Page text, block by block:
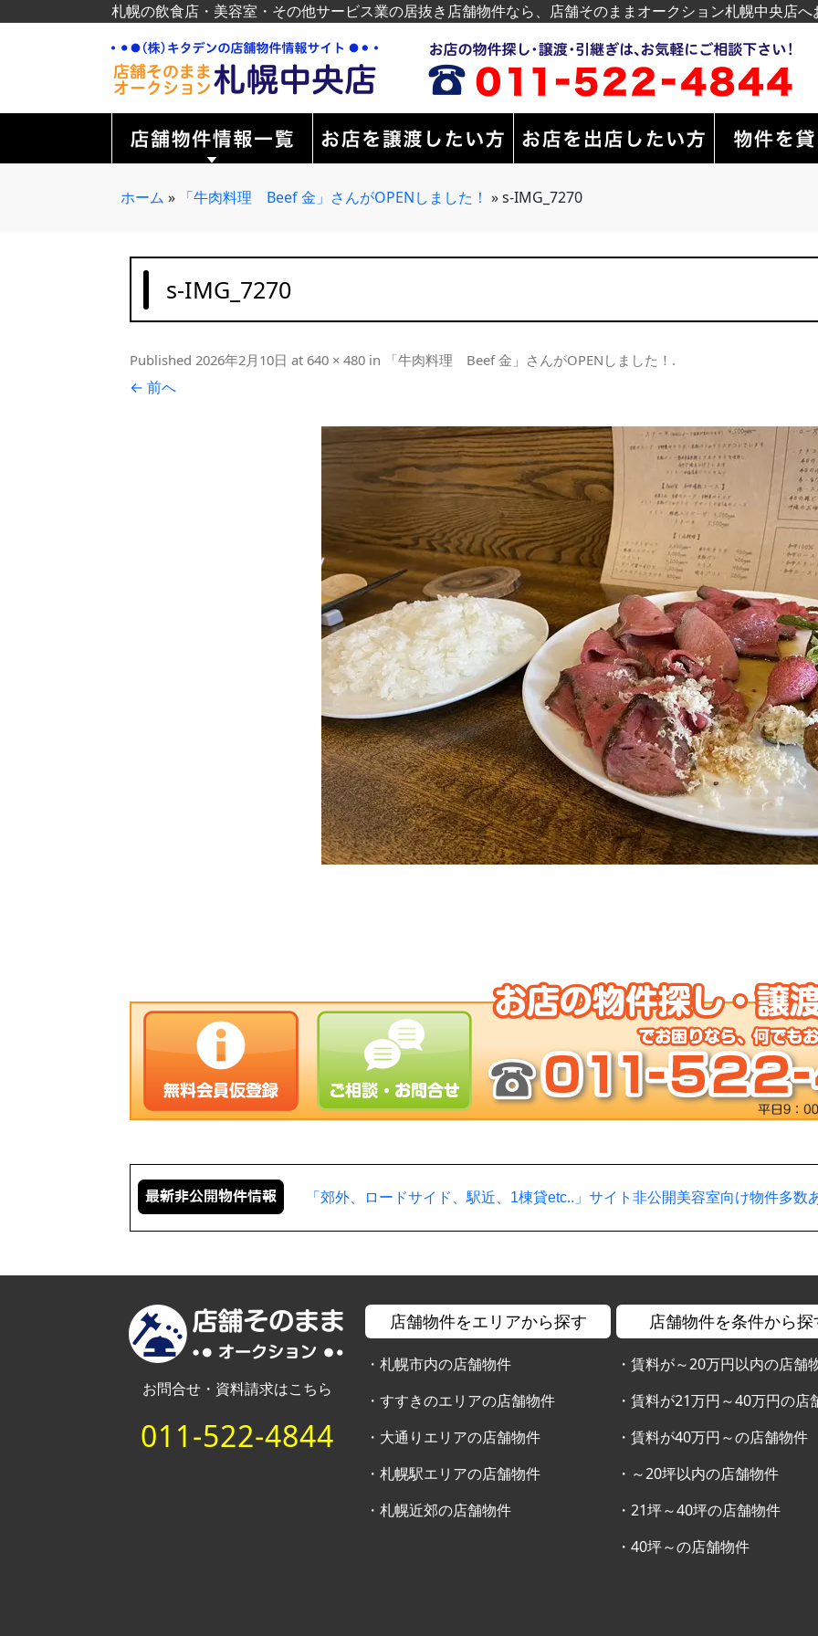
札幌の飲食店・美容室・その他サービス業の居抜き店舗物件なら、店舗そのままオークション札幌中央店
ホーム » 「牛肉料理 Beef 金」さんがOPENしました！ »s-IMG_7270
s-IMG_7270
Published 2026年2月10日 at 640 × 480 in 「牛肉料理 Beef 金」さんがOPENしました！ .
← 前へ
「郊外、ロードサイド、駅近、1棟貸etc..」サイト非公開美容室向け物件多
お問合せ・資料請求はこちら
011-522-4844
店舗物件をエリアから探す
・札幌市内の店舗物件
・すすきのエリアの店舗物件
・ 大通りエリアの店舗物件
・札幌駅エリアの店舗物件
・札幌近郊の店舗物件
店舗物件を条件から探
・賃料が～20万円以内の店舗
・賃料が21万円～40万円の店
・賃料が40万円～の店舗物件
・ ～20坪以内の店舗物件
・21坪～40坪の店舗物件
・40坪～の店舗物件